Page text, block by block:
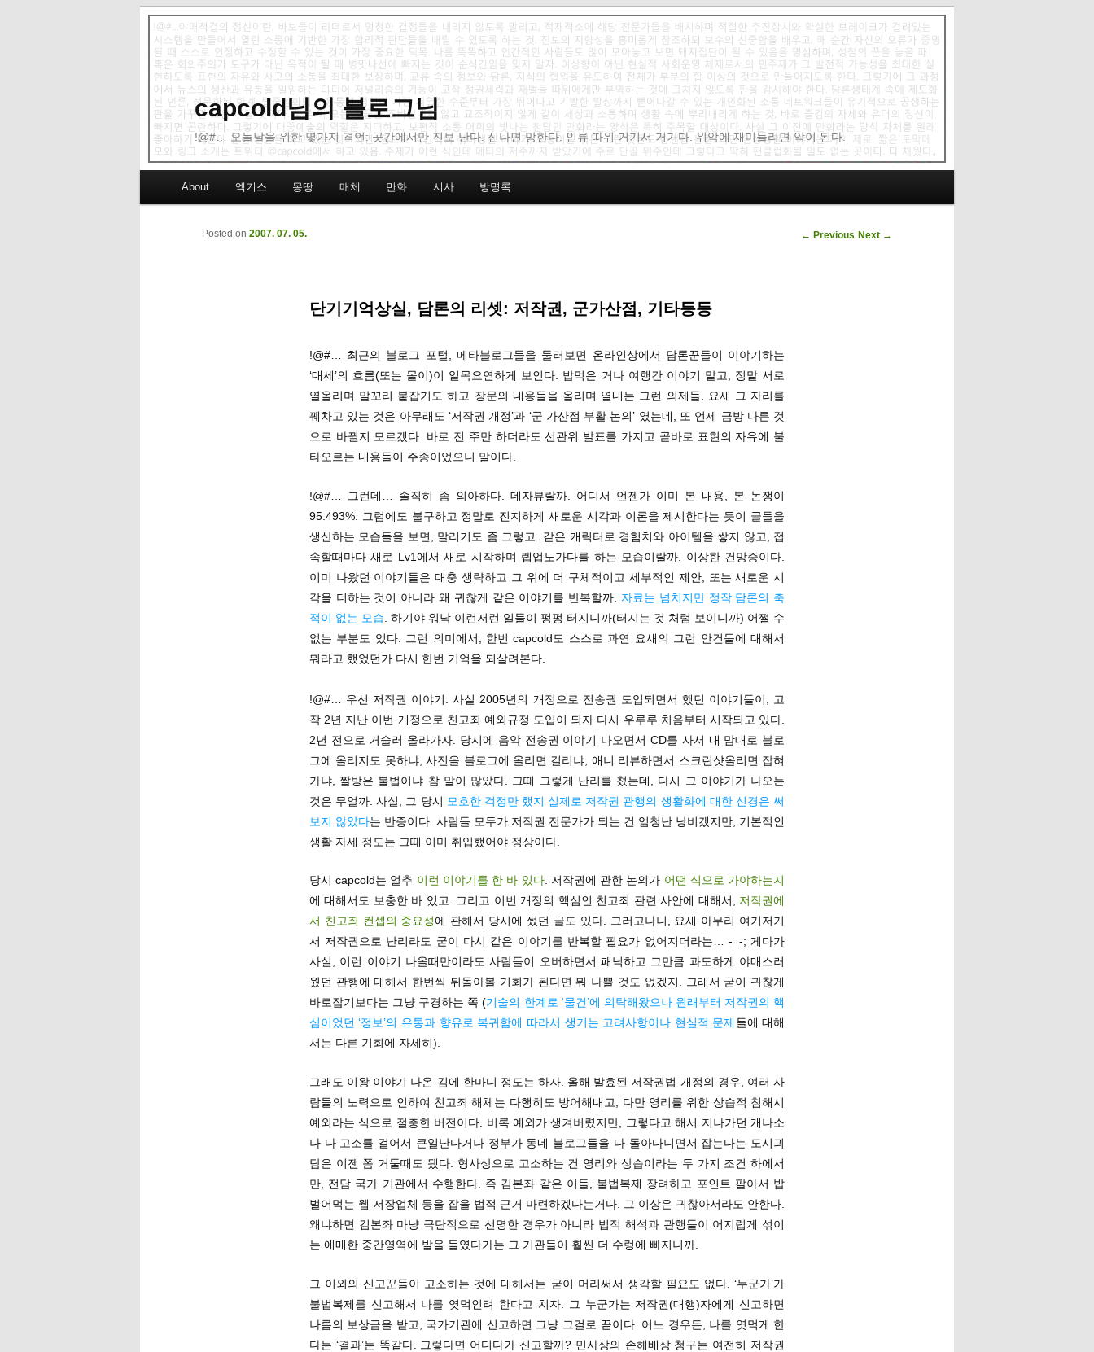
capcold님의 블로그님
!@#… 오늘날을 위한 몇가지 격언: 곳간에서만 진보 난다. 신나면 망한다. 인류 따위 거기서 거기다. 위악에 재미들리면 악이 된다.
Skip to primary content
Skip to secondary content
About 엑기스 몽땅 매체 만화 시사 방명록
Post navigation
← Previous Next →
단기기억상실, 담론의 리셋: 저작권, 군가산점, 기타등등
Posted on 2007. 07. 05.
!@#… 최근의 블로그 포털, 메타블로그들을 둘러보면 온라인상에서 담론꾼들이 이야기하는
‘대세’의 흐름(또는 몰이)이 일목요연하게 보인다. 밥먹은 거나 여행간 이야기 말고, 정말 서로
열올리며 말꼬리 붙잡기도 하고 장문의 내용들을 올리며 열내는 그런 의제들. 요새 그 자리를
꿰차고 있는 것은 아무래도 ‘저작권 개정’과 ‘군 가산점 부활 논의’ 였는데, 또 언제 금방 다른 것
으로 바뀔지 모르겠다. 바로 전 주만 하더라도 선관위 발표를 가지고 곧바로 표현의 자유에 불
타오르는 내용들이 주종이었으니 말이다.
!@#… 그런데… 솔직히 좀 의아하다. 데자뷰랄까. 어디서 언젠가 이미 본 내용, 본 논쟁이
95.493%. 그럼에도 불구하고 정말로 진지하게 새로운 시각과 이론을 제시한다는 듯이 글들을
생산하는 모습들을 보면, 말리기도 좀 그렇고. 같은 캐릭터로 경험치와 아이템을 쌓지 않고, 접
속할때마다 새로 Lv1에서 새로 시작하며 렙업노가다를 하는 모습이랄까. 이상한 건망증이다.
이미 나왔던 이야기들은 대충 생략하고 그 위에 더 구체적이고 세부적인 제안, 또는 새로운 시
각을 더하는 것이 아니라 왜 귀찮게 같은 이야기를 반복할까. 자료는 넘치지만 정작 담론의 축
적이 없는 모습 . 하기야 워낙 이런저런 일들이 펑펑 터지니까(터지는 것 처럼 보이니까) 어쩔 수
없는 부분도 있다. 그런 의미에서, 한번 capcold도 스스로 과연 요새의 그런 안건들에 대해서
뭐라고 했었던가 다시 한번 기억을 되살려본다.
!@#… 우선 저작권 이야기. 사실 2005년의 개정으로 전송권 도입되면서 했던 이야기들이, 고
작 2년 지난 이번 개정으로 친고죄 예외규정 도입이 되자 다시 우루루 처음부터 시작되고 있다.
2년 전으로 거슬러 올라가자. 당시에 음악 전송권 이야기 나오면서 CD를 사서 내 맘대로 블로
그에 올리지도 못하냐, 사진을 블로그에 올리면 걸리냐, 애니 리뷰하면서 스크린샷올리면 잡혀
가냐, 짤방은 불법이냐 참 말이 많았다. 그때 그렇게 난리를 쳤는데, 다시 그 이야기가 나오는
것은 무얼까. 사실, 그 당시 모호한 걱정만 했지 실제로 저작권 관행의 생활화에 대한 신경은 써
보지 않았다는 반증이다. 사람들 모두가 저작권 전문가가 되는 건 엄청난 낭비겠지만, 기본적인
생활 자세 정도는 그때 이미 취입했어야 정상이다.
당시 capcold는 얼추 이런 이야기를 한 바 있다. 저작권에 관한 논의가 어떤 식으로 가야하는지
에 대해서도 보충한 바 있고. 그리고 이번 개정의 핵심인 친고죄 관련 사안에 대해서, 저작권에
서 친고죄 컨셉의 중요성에 관해서 당시에 썼던 글도 있다. 그러고나니, 요새 아무리 여기저기
서 저작권으로 난리라도 굳이 다시 같은 이야기를 반복할 필요가 없어지더라는… -_-; 게다가
사실, 이런 이야기 나올때만이라도 사람들이 오버하면서 패닉하고 그만큼 과도하게 야매스러
웠던 관행에 대해서 한번씩 뒤돌아볼 기회가 된다면 뭐 나쁠 것도 없겠지. 그래서 굳이 귀찮게
바로잡기보다는 그냥 구경하는 쪽 (기술의 한계로 ‘물건’에 의탁해왔으나 원래부터 저작권의 핵
심이었던 ‘정보’의 유통과 향유로 복귀함에 따라서 생기는 고려사항이나 현실적 문제 들에 대해
서는 다른 기회에 자세히).
그래도 이왕 이야기 나온 김에 한마디 정도는 하자. 올해 발효된 저작권법 개정의 경우, 여러 사
람들의 노력으로 인하여 친고죄 해체는 다행히도 방어해내고, 다만 영리를 위한 상습적 침해시
예외라는 식으로 절충한 버전이다. 비록 예외가 생겨버렸지만, 그렇다고 해서 지나가던 개나소
나 다 고소를 걸어서 큰일난다거나 정부가 동네 블로그들을 다 돌아다니면서 잡는다는 도시괴
담은 이젠 쫌 거둘때도 됐다. 형사상으로 고소하는 건 영리와 상습이라는 두 가지 조건 하에서
만, 전담 국가 기관에서 수행한다. 즉 김본좌 같은 이들, 불법복제 장려하고 포인트 팔아서 밥
벌어먹는 웹 저장업체 등을 잡을 법적 근거 마련하겠다는거다. 그 이상은 귀찮아서라도 안한다.
왜냐하면 김본좌 마냥 극단적으로 선명한 경우가 아니라 법적 해석과 관행들이 어지럽게 섞이
는 애매한 중간영역에 발을 들였다가는 그 기관들이 훨씬 더 수렁에 빠지니까.
그 이외의 신고꾼들이 고소하는 것에 대해서는 굳이 머리써서 생각할 필요도 없다. ‘누군가’가
불법복제를 신고해서 나를 엿먹인려 한다고 치자. 그 누군가는 저작권(대행)자에게 신고하면
나름의 보상금을 받고, 국가기관에 신고하면 그냥 그걸로 끝이다. 어느 경우든, 나를 엿먹게 한
다는 ‘결과’는 똑같다. 그렇다면 어디다가 신고할까? 민사상의 손해배상 청구는 여전히 저작권